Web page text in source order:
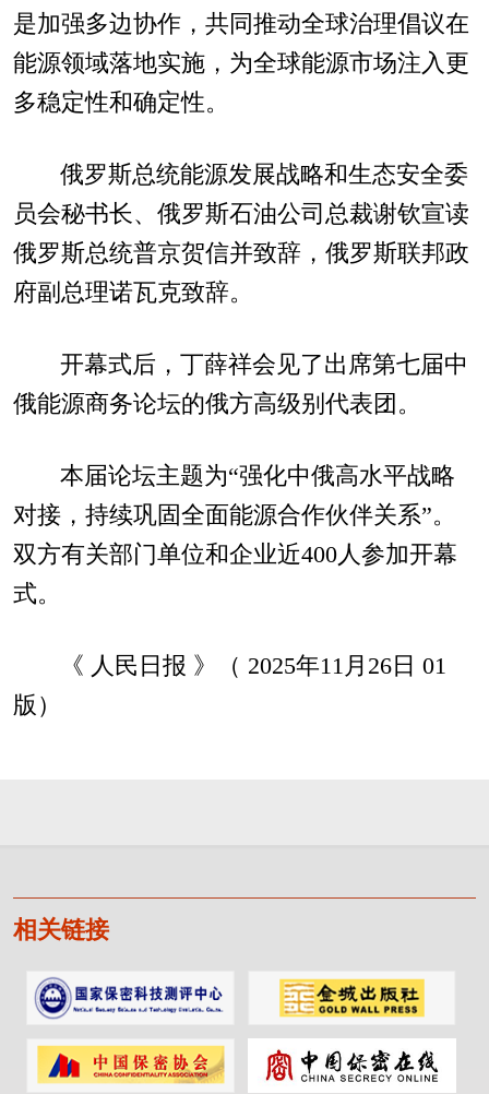
是加强多边协作，共同推动全球治理倡议在
能源领域落地实施，为全球能源市场注入更
多稳定性和确定性。
俄罗斯总统能源发展战略和生态安全委
员会秘书长、俄罗斯石油公司总裁谢钦宣读
俄罗斯总统普京贺信并致辞，俄罗斯联邦政
府副总理诺瓦克致辞。
开幕式后，丁薛祥会见了出席第七届中
俄能源商务论坛的俄方高级别代表团。
本届论坛主题为“强化中俄高水平战略
对接，持续巩固全面能源合作伙伴关系”。
双方有关部门单位和企业近400人参加开幕
式。
《 人民日报 》（ 2025年11月26日 01
版）
相关链接